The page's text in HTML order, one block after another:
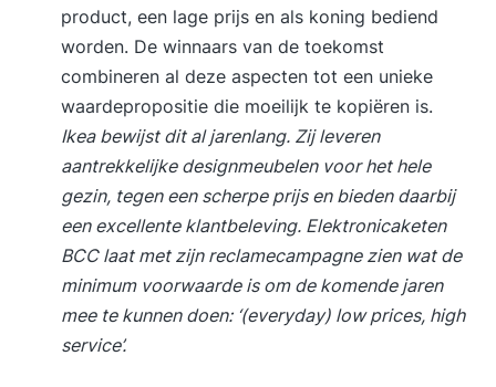
product, een lage prijs en als koning bediend
worden. De winnaars van de toekomst
combineren al deze aspecten tot een unieke
waardepropositie die moeilijk te kopiëren is.
Ikea bewijst dit al jarenlang. Zij leveren
aantrekkelijke designmeubelen voor het hele
gezin, tegen een scherpe prijs en bieden daarbij
een excellente klantbeleving. Elektronicaketen
BCC laat met zijn reclamecampagne zien wat de
minimum voorwaarde is om de komende jaren
mee te kunnen doen: ‘(everyday) low prices, high
service’.